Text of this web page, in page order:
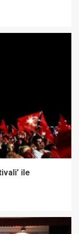
ile